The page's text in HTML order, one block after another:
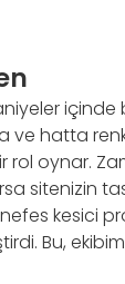
ve hatta
oynar.
sitenizin
kesici
Bu,